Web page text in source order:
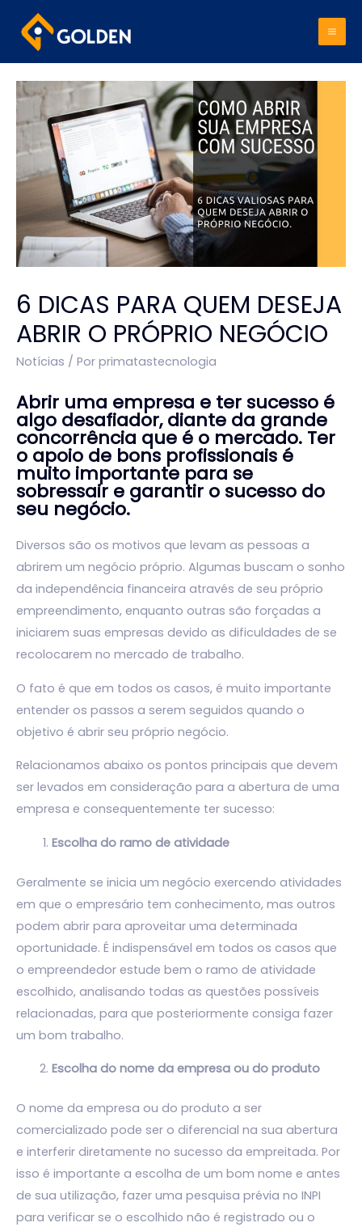
6 DICAS PARA QUEM DESEJA
ABRIR O PRÓPRIO NEGÓCIO
Notícias / Por primatastecnologia
Abrir uma empresa e ter sucesso é
algo desafiador, diante da grande
concorrência que é o mercado. Ter
o apoio de bons profissionais é
muito importante para se
sobressair e garantir o sucesso do
seu negócio.
Diversos são os motivos que levam as pessoas a
abrirem um negócio próprio. Algumas buscam o sonho
da independência financeira através de seu próprio
empreendimento, enquanto outras são forçadas a
iniciarem suas empresas devido as dificuldades de se
recolocarem no mercado de trabalho.
O fato é que em todos os casos, é muito importante
entender os passos a serem seguidos quando o
objetivo é abrir seu próprio negócio.
Relacionamos abaixo os pontos principais que devem
ser levados em consideração para a abertura de uma
empresa e consequentemente ter sucesso:
Escolha do ramo de atividade
Geralmente se inicia um negócio exercendo atividades
em que o empresário tem conhecimento, mas outros
podem abrir para aproveitar uma determinada
oportunidade. É indispensável em todos os casos que
o empreendedor estude bem o ramo de atividade
escolhido, analisando todas as questões possíveis
relacionadas, para que posteriormente consiga fazer
um bom trabalho.
Escolha do nome da empresa ou do produto
O nome da empresa ou do produto a ser
comercializado pode ser o diferencial na sua abertura
e interferir diretamente no sucesso da empreitada. Por
isso é importante a escolha de um bom nome e antes
de sua utilização, fazer uma pesquisa prévia no INPI
para verificar se o escolhido não é registrado ou o